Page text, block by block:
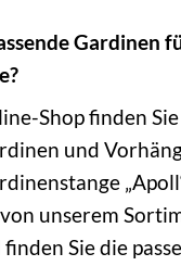
Gardinen
Shop finden
und
von unserem
Sie die